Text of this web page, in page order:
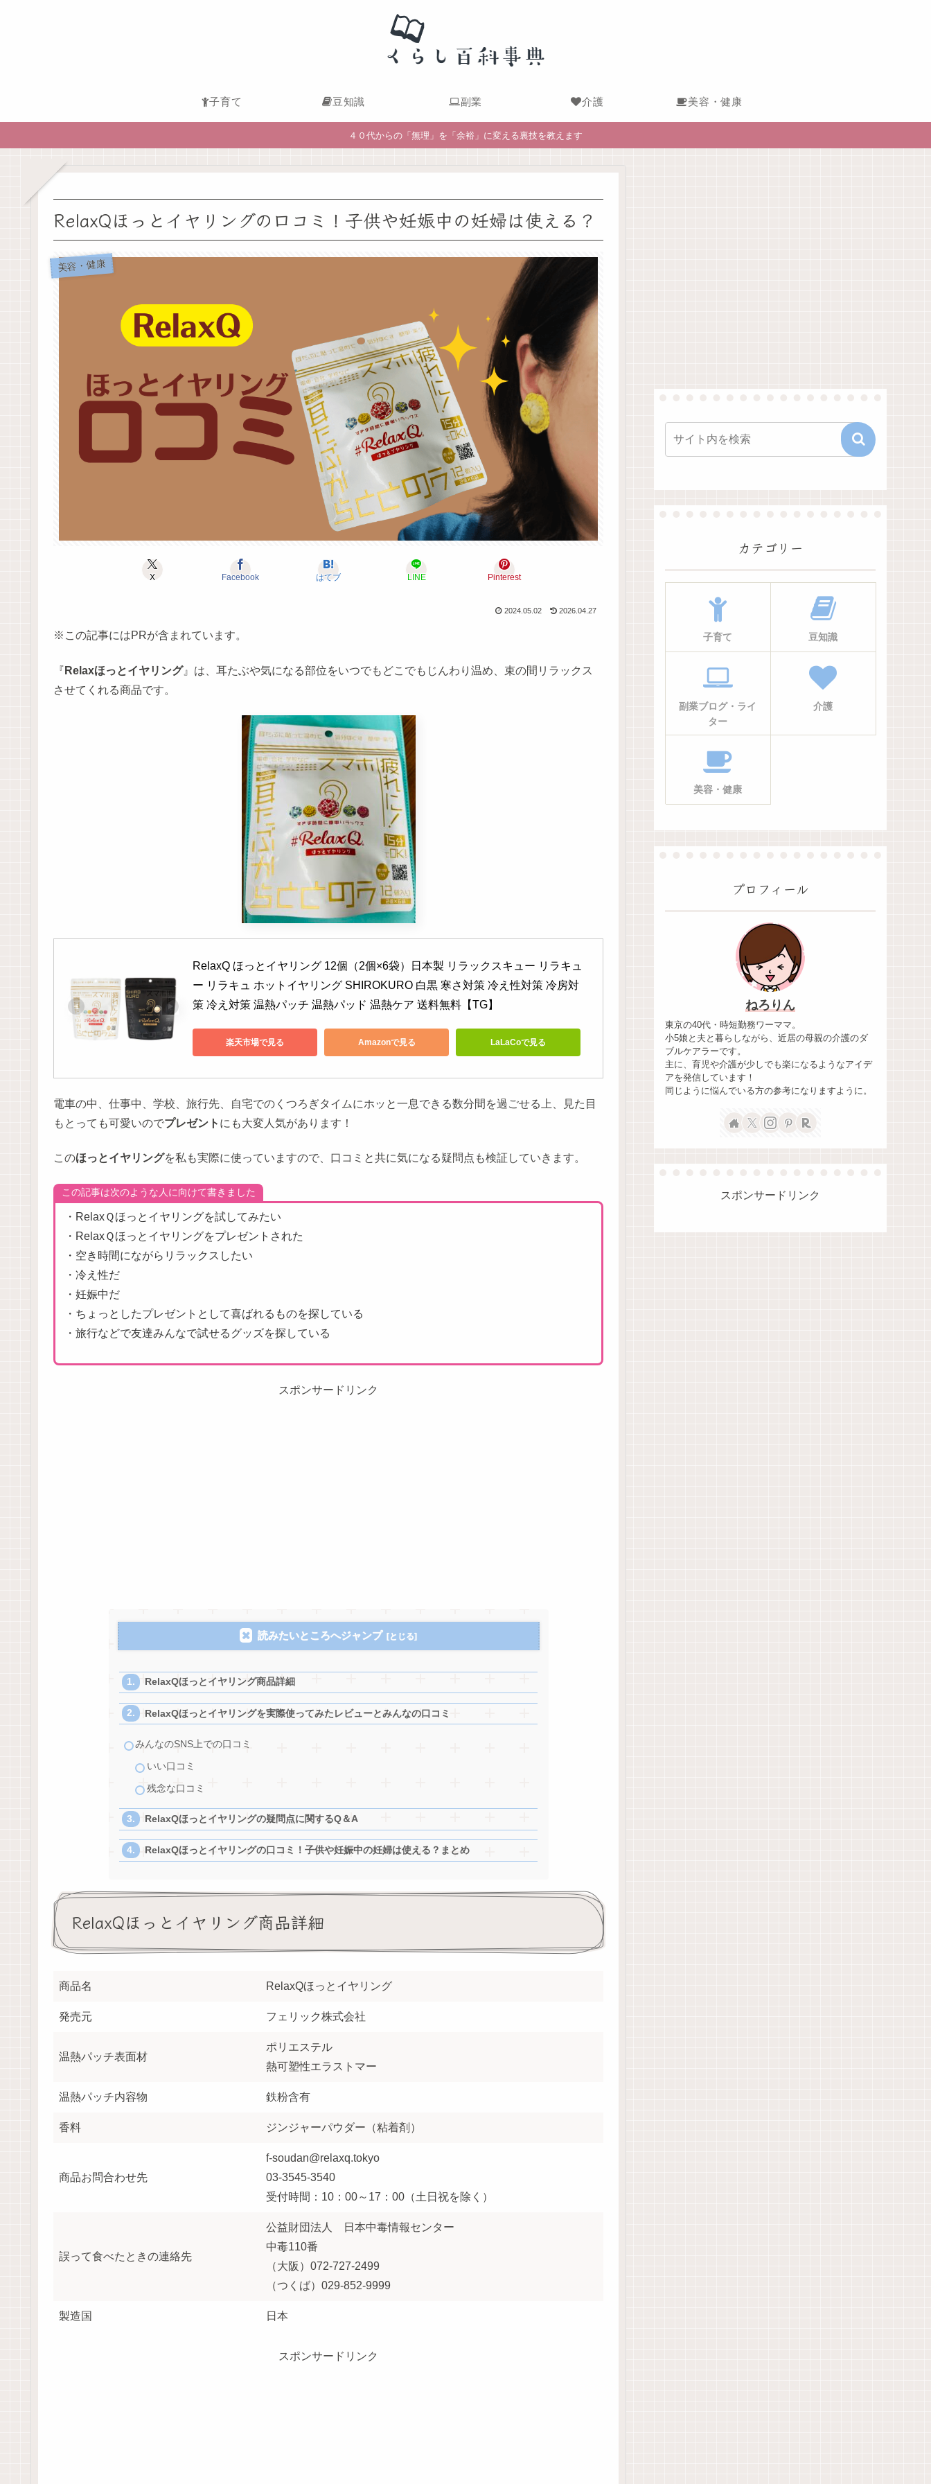
子育て 豆知識 副業 介護 美容・健康
４０代からの「無理」を「余裕」に変える裏技を教えます
RelaxQほっとイヤリングの口コミ！子供や妊娠中の妊婦は使える？
美容・健康
X Facebook はてブ LINE Pinterest
2024.05.02 2026.04.27
※この記事にはPRが含まれています。
『 Relaxほっとイヤリング』は、耳たぶや気になる部位をいつでもどこでもじんわり温め、束の間リラックス
させてくれる商品です。
RelaxQ ほっとイヤリング 12個（2個×6袋）日本製 リラックスキュー リラキュ
ー リラキュ ホットイヤリング SHIROKURO 白黒 寒さ対策 冷え性対策 冷房対
策 冷え対策 温熱パッチ 温熱パッド 温熱ケア 送料無料【TG】
楽天市場で見る Amazonで見る LaLaCoで見る
電車の中、仕事中、学校、旅行先、自宅でのくつろぎタイムにホッと一息できる数分間を過ごせる上、見た目
もとっても可愛いのでプレゼント にも大変人気があります！
このほっとイヤリングを私も実際に使っていますので、口コミと共に気になる疑問点も検証していきます。
この記事は次のような人に向けて書きました
・RelaxＱほっとイヤリングを試してみたい
・RelaxＱほっとイヤリングをプレゼントされた
・空き時間にながらリラックスしたい
・冷え性だ
・妊娠中だ
・ちょっとしたプレゼントとして喜ばれるものを探している
・旅行などで友達みんなで試せるグッズを探している
スポンサードリンク
読みたいところへジャンプ
RelaxQほっとイヤリング商品詳細
RelaxQほっとイヤリングを実際使ってみたレビューとみんなの口コミ
みんなのSNS上での口コミ
いい口コミ
残念な口コミ
RelaxQほっとイヤリングの疑問点に関するQ＆A
RelaxQほっとイヤリングの口コミ！子供や妊娠中の妊婦は使える？まとめ
RelaxQほっとイヤリング商品詳細
商品名 RelaxQほっとイヤリング
発売元 フェリック株式会社
温熱パッチ表面材
ポリエステル
熱可塑性エラストマー
温熱パッチ内容物 鉄粉含有
香料 ジンジャーパウダー（粘着剤）
商品お問合わせ先
f-soudan@relaxq.tokyo
03-3545-3540
受付時間：10：00～17：00（土日祝を除く）
誤って食べたときの連絡先
公益財団法人 日本中毒情報センター
中毒110番
（大阪）072-727-2499
（つくば）029-852-9999
製造国 日本
スポンサードリンク
カテゴリー
子育て 豆知識
副業ブログ・ライ
ター
介護
美容・健康
プロフィール
ねろりん
東京の40代・時短勤務ワーママ。
小5娘と夫と暮らしながら、近居の母親の介護のダ
ブルケアラーです。
主に、育児や介護が少しでも楽になるようなアイデ
アを発信しています！
同じように悩んでいる方の参考になりますように。
スポンサードリンク